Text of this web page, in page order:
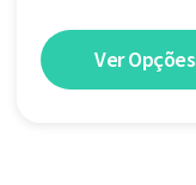
Ver Opções